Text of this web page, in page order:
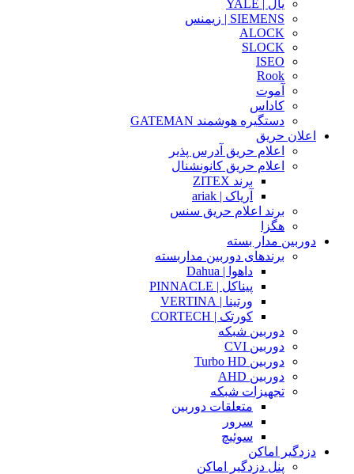
یال | YALE
SIEMENS | زیمنس
ALOCK
SLOCK
ISEO
Rook
آموت
کاداس
دستگیره هوشمند GATEMAN
اعلان حریق
اعلام حریق آدرس پذیر
اعلام حریق کانونشنال
برند ZITEX
آریاک | ariak
برند اعلام حریق سنس
هگزا
دوربین مدار بسته
برندهای دوربین مداربسته
داهوا | Dahua
پیناکل | PINNACLE
ورتینا | VERTINA
کورتک | CORTECH
دوربین شبکه
دوربین CVI
دوربین Turbo HD
دوربین AHD
تجهیزات شبکه
متعلقات دوربین
سرور
سوئیچ
دزدگیر اماکن
پنل دزدگیر اماکن